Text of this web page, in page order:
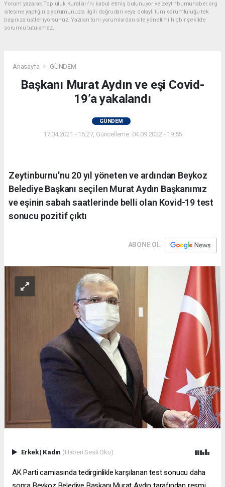
Yorum yazarak Topluluk Kuralları’nı kabul etmiş bulunuyor ve zeytinburnuhaber.org
sitesine yaptığınız yorumunuzla ilgili doğrudan veya dolaylı tüm sorumluluğu tek
başınıza üstleniyorsunuz. Yazılan tüm yorumlardan site yönetimi hiçbir şekilde
sorumlu tutulamaz.
Anasayfa GÜNDEM
Başkanı Murat Aydın ve eşi Covid-
19’a yakalandı
GÜNDEM
17.04.2021 - 15:27, Güncelleme: 04.09.2022 - 19:55
Zeytinburnu'nu 20 yıl yöneten ve ardından Beykoz
Belediye Başkanı seçilen Murat Aydın Başkanımız
ve eşinin sabah saatlerinde belli olan Kovid-19 test
sonucu pozitif çıktı
ABONE OL
Erkek| Kadın (Haberi Sesli Oku)
AK Parti camiasında tedirginlikle karşılanan test sonucu daha